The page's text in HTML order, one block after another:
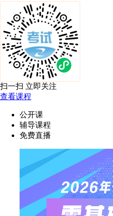
扫一扫 立即关注
查看课程
公开课
辅导课程
免费直播